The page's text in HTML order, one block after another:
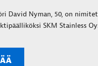
David Nyman, 50, on
SKM Stainless